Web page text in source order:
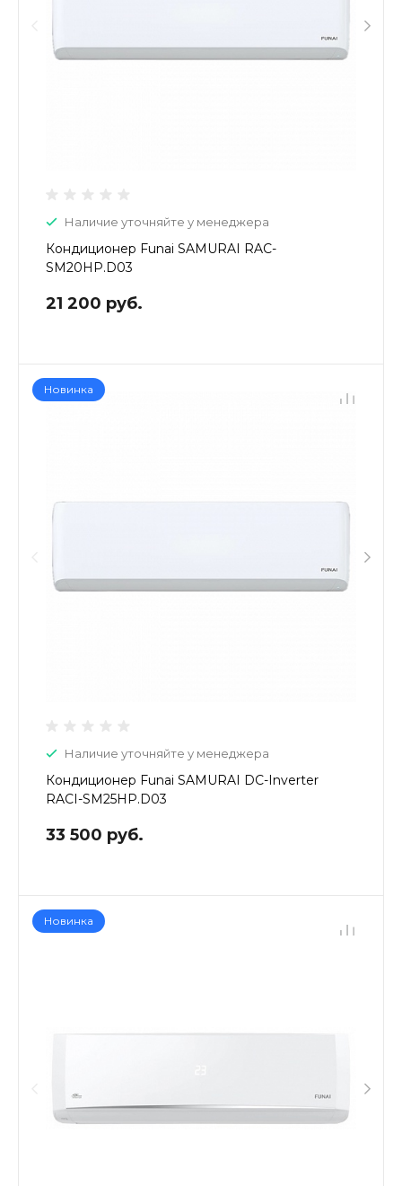
Наличие уточняйте у менеджера
Кондиционер Funai SAMURAI RAC-
SM20HP.D03
21 200 руб.
Новинка
Наличие уточняйте у менеджера
Кондиционер Funai SAMURAI DC-Inverter
RACI-SM25HP.D03
33 500 руб.
Новинка